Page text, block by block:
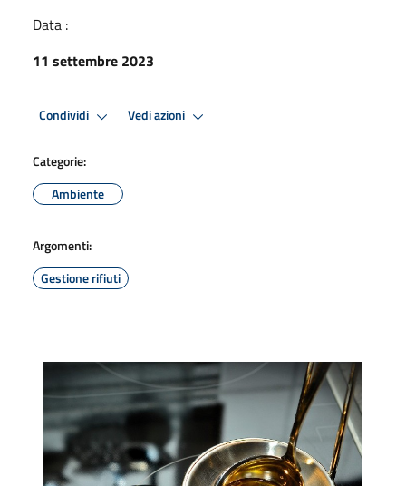
Data :
11 settembre 2023
Condividi Vedi azioni
Categorie:
Ambiente
Argomenti:
Gestione rifiuti